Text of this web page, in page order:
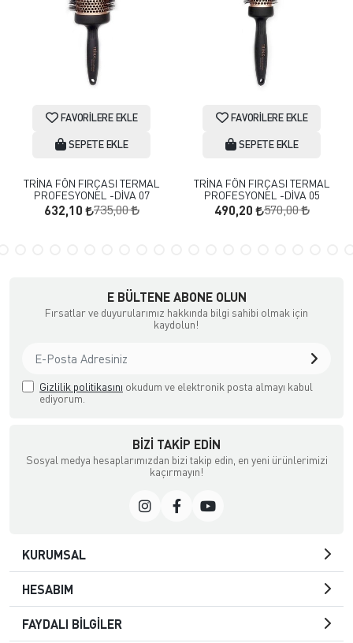
FAVORILERE EKLE
SEPETE EKLE
TRİNA FÖN FIRÇASI TERMAL
PROFESYONEL -DİVA 07
632,10 735,00
FAVORILERE EKLE
SEPETE EKLE
TRİNA FÖN FIRÇASI TERMAL
PROFESYONEL -DİVA 05
490,20 570,00
E BÜLTENE ABONE OLUN
Fırsatlar ve duyurularımız hakkında bilgi sahibi olmak için
kaydolun!
Gizlilik politikasını okudum ve elektronik posta almayı kabul
ediyorum.
BIZI TAKIP EDIN
Sosyal medya hesaplarımızdan bizi takip edin, en yeni ürünlerimizi
kaçırmayın!
KURUMSAL
HESABIM
FAYDALI BİLGİLER